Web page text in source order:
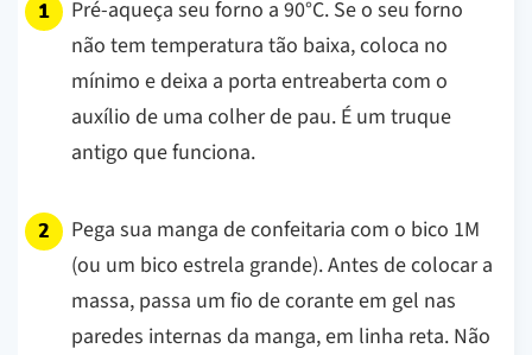
Pré-aqueça seu forno a 90°C. Se o seu forno
não tem temperatura tão baixa, coloca no
mínimo e deixa a porta entreaberta com o
auxílio de uma colher de pau. É um truque
antigo que funciona.
Pega sua manga de confeitaria com o bico 1M
(ou um bico estrela grande). Antes de colocar a
massa, passa um fio de corante em gel nas
paredes internas da manga, em linha reta. Não